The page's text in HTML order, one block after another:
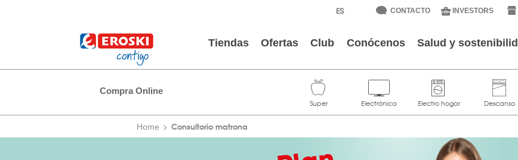
CONTACTO INVESTORS
Tiendas Ofertas Club Conócenos Salud y
Compra Online
Home Consultorio matrona